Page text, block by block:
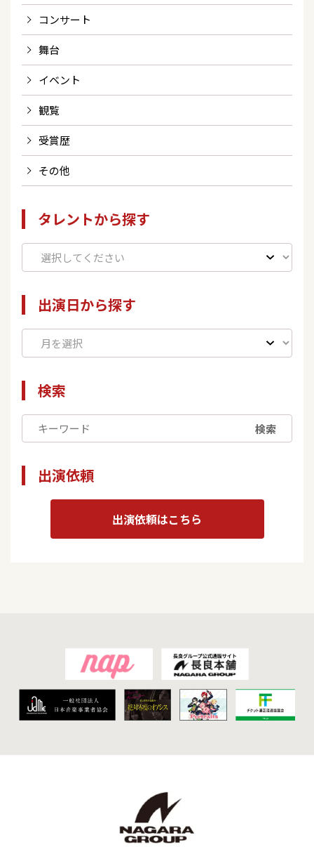
コンサート
舞台
イベント
観覧
受賞歴
その他
タレントから探す
出演日から探す
検索
検索
出演依頼
出演依頼はこちら